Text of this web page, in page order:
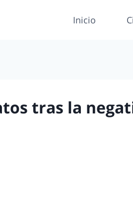
Inicio
tras la